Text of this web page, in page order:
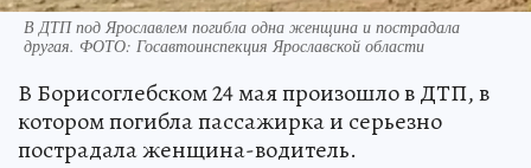
В ДТП под Ярославлем погибла одна женщина и пострадала
другая. ФОТО: Госавтоинспекция Ярославской области
В Борисоглебском 24 мая произошло в ДТП, в
котором погибла пассажирка и серьезно
пострадала женщина-водитель.